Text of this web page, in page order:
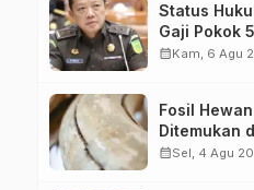
Status
Gaji Pokok
Mengalir,
calendar_monthKam, 6 Agu
Fosil
Ditemukan
calendar_monthSel, 4 Agu